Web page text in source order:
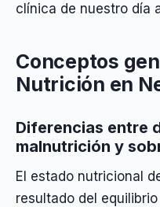
clínica de nuestro día
Conceptos
Nutrición en
Diferencias entre
malnutrición y
El estado nutricional
resultado del